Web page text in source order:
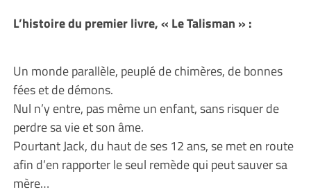
L’histoire du premier livre, « Le Talisman » :
Un monde parallèle, peuplé de chimères, de bonnes
fées et de démons.
Nul n’y entre, pas même un enfant, sans risquer de
perdre sa vie et son âme.
Pourtant Jack, du haut de ses 12 ans, se met en route
afin d’en rapporter le seul remède qui peut sauver sa
mère…